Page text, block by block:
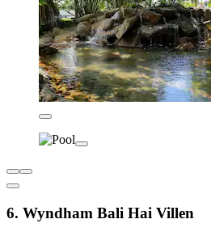
6. Wyndham Bali Hai Villen